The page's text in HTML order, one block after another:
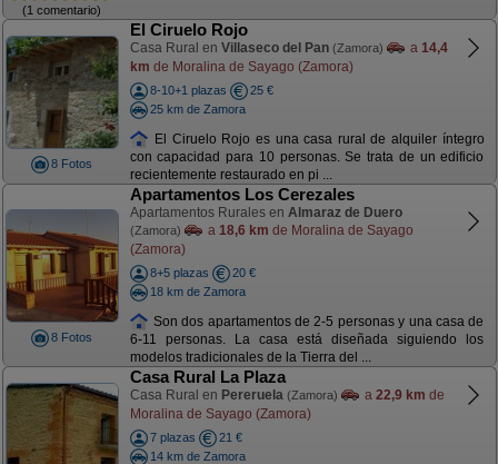
(1 comentario)
8 Fotos
El Ciruelo Rojo
Casa Rural en Villaseco del Pan (Zamora) a 14,4
km de Moralina de Sayago (Zamora)
8-10+1 plazas
25 €
25 km de Zamora
El Ciruelo Rojo es una casa rural de alquiler íntegro
con capacidad para 10 personas. Se trata de un edificio
recientemente restaurado en pi ...
8 Fotos
Apartamentos Los Cerezales
Apartamentos Rurales en Almaraz de Duero
(Zamora) a 18,6 km de Moralina de Sayago
(Zamora)
8+5 plazas
20 €
18 km de Zamora
Son dos apartamentos de 2-5 personas y una casa de
6-11 personas. La casa está diseñada siguiendo los
modelos tradicionales de la Tierra del ...
Casa Rural La Plaza
Casa Rural en Pereruela (Zamora) a 22,9 km de
Moralina de Sayago (Zamora)
7 plazas
21 €
14 km de Zamora